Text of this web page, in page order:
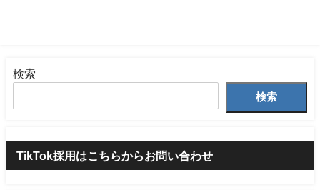
検索
検索
TikTok採用はこちらからお問い合わせ